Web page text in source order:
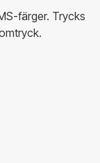
färger. Trycks